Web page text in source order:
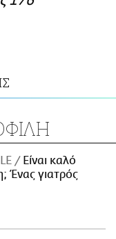
Είναι καλό
Ένας γιατρός